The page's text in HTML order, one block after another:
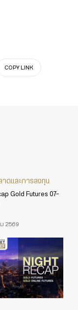
COPY LINK
าดและการลงทุน
Gold Futures 07-
2569